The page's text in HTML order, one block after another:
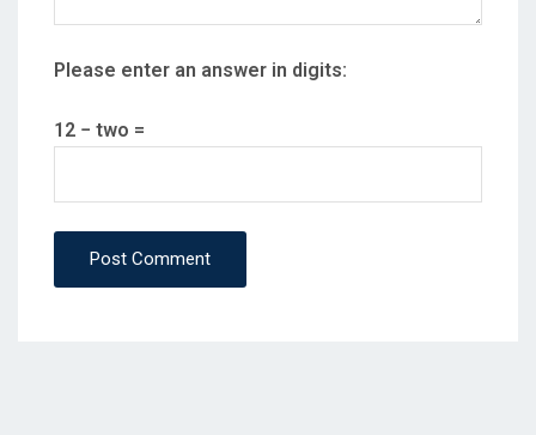
Please enter an answer in digits:
12 − two =
Post Comment